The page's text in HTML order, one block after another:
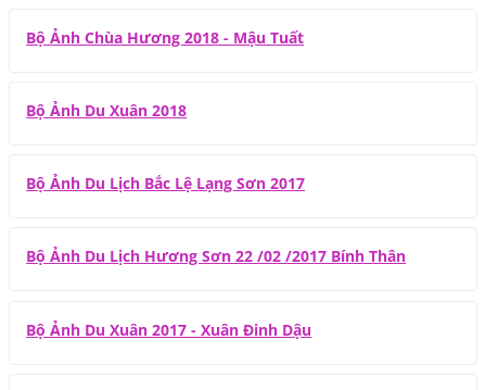
Bộ Ảnh Chùa Hương 2018 - Mậu Tuất
Bộ Ảnh Du Xuân 2018
Bộ Ảnh Du Lịch Bắc Lệ Lạng Sơn 2017
Bộ Ảnh Du Lịch Hương Sơn 22 /02 /2017 Bính Thân
Bộ Ảnh Du Xuân 2017 - Xuân Đinh Dậu